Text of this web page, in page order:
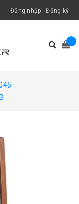
Đăng nhập Đăng ký
-